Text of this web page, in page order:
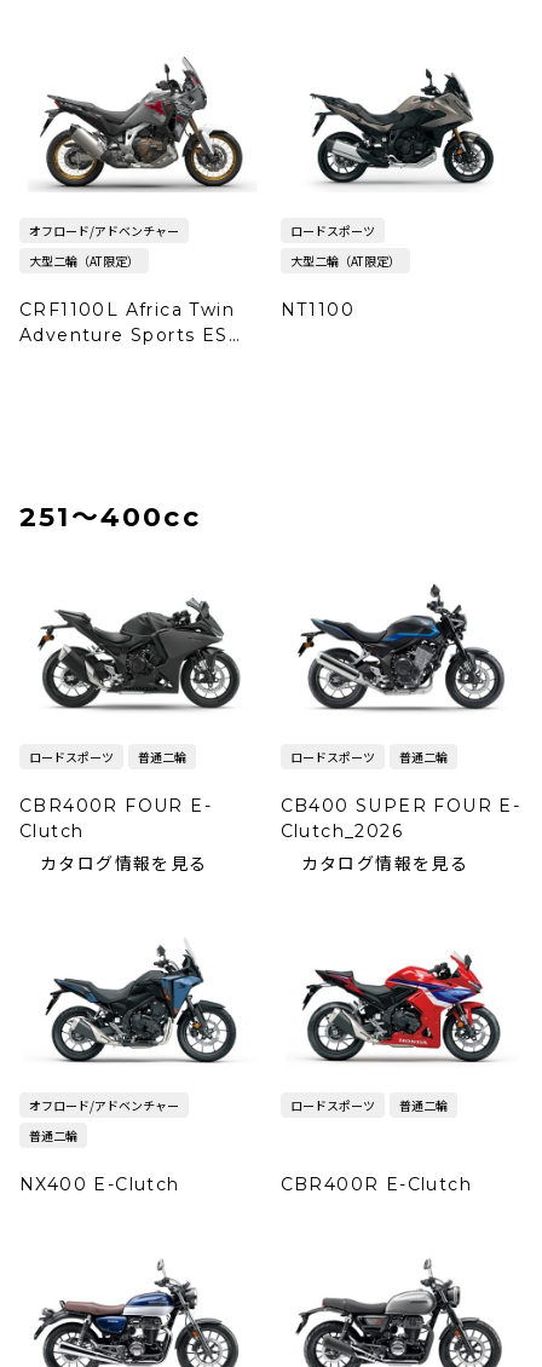
オフロード/アドベンチャー
大型二輪（AT限定）
CRF1100L Africa Twin
Adventure Sports ES
ロードスポーツ
大型二輪（AT限定）
NT1100
251〜400cc
ロードスポーツ 普通二輪
CBR400R FOUR E-
Clutch
カタログ情報を見る
ロードスポーツ 普通二輪
CB400 SUPER FOUR E-
Clutch_2026
カタログ情報を見る
オフロード/アドベンチャー
普通二輪
NX400 E-Clutch
ロードスポーツ 普通二輪
CBR400R E-Clutch